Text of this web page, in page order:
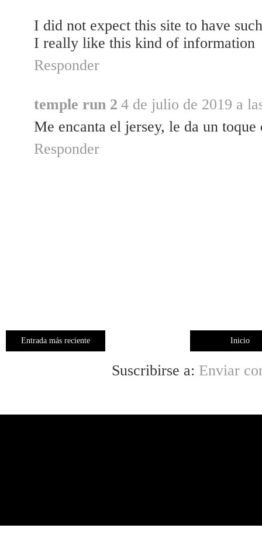
I did not expect this site to have
I really like this kind of information
Responder
temple run 2 4 de julio de 2019 a
Me encanta el jersey, le da un
Responder
Entrada más reciente Inicio
Suscribirse a: Enviar